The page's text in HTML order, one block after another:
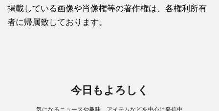
ー
掲載している画像や肖像権等の著作権は、各権利所有
者に帰属致しております。
今日もよろしく
気になるニュースや趣味、アイテムなどを中心に発信中